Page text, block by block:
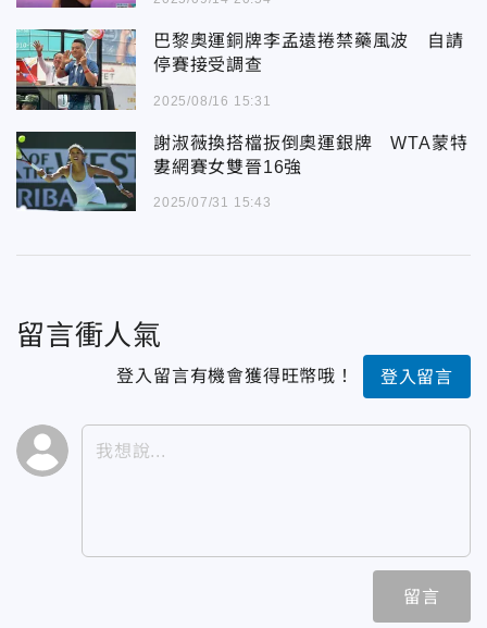
巴黎奧運銅牌李孟遠捲禁藥風波 自請
停賽接受調查
2025/08/16 15:31
謝淑薇換搭檔扳倒奧運銀牌 WTA蒙特
婁網賽女雙晉16強
2025/07/31 15:43
留言衝人氣
登入留言有機會獲得旺幣哦！ 登入留言
留言